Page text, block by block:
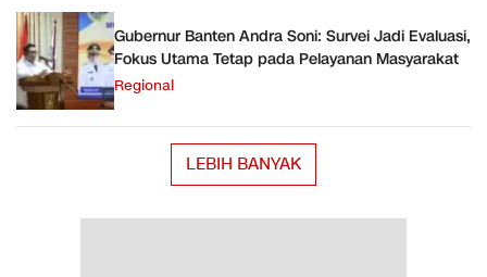
Gubernur Banten Andra Soni: Survei Jadi Evaluasi,
Fokus Utama Tetap pada Pelayanan Masyarakat
Regional
LEBIH BANYAK